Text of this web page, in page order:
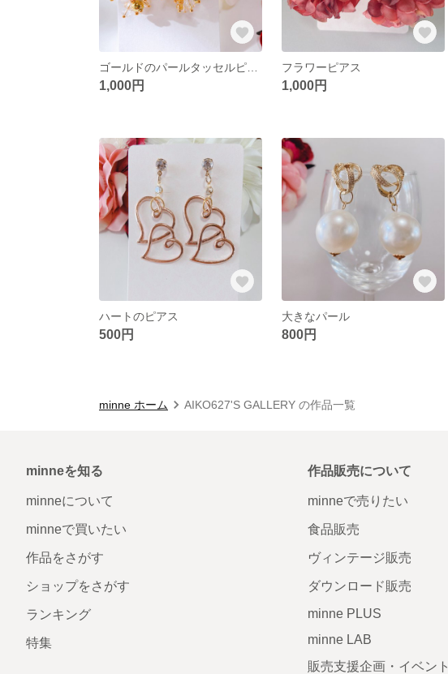
1,000円
フラワーピアス
1,000円
ハートのピアス
500円
大きなパール
800円
minne ホーム AIKO627'S GALLERY の作品一覧
minneを知る
minneについて
minneで買いたい
作品をさがす
ショップをさがす
ランキング
特集
作品販売について
minneで売りたい
食品販売
ヴィンテージ販売
ダウンロード販売
minne PLUS
minne LAB
販売支援企画・イベント